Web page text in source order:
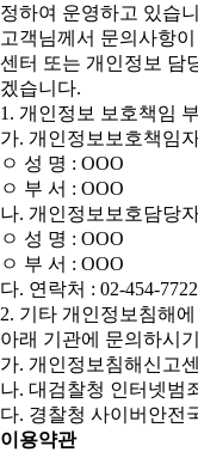
정하여 운영하고 있습
고객님께서 문의사항
센터 또는 개인정보 담
겠습니다.
1. 개인정보 보호책임
가. 개인정보보호책임
ㅇ 성 명 : OOO
ㅇ 부 서 : OOO
나. 개인정보보호담당
ㅇ 성 명 : OOO
ㅇ 부 서 : OOO
다. 연락처 : 02-454-
2. 기타 개인정보침해
아래 기관에 문의하시
가. 개인정보침해신고
나. 대검찰청 인터넷범
다. 경찰청 사이버안전
이용약관